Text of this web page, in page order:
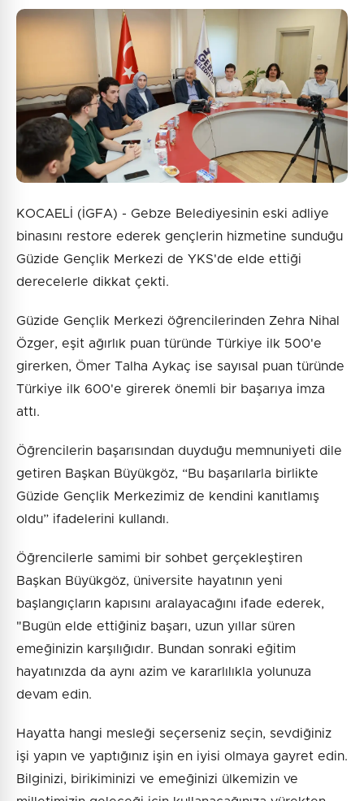
Güvenlik Sorusu:
8 + 3 = ?
Gönder
KOCAELİ (İGFA) - Gebze Belediyesinin eski adliye
binasını restore ederek gençlerin hizmetine sunduğu
Güzide Gençlik Merkezi de YKS'de elde ettiği
derecelerle dikkat çekti.
Güzide Gençlik Merkezi öğrencilerinden Zehra Nihal
Özger, eşit ağırlık puan türünde Türkiye ilk 500'e
girerken, Ömer Talha Aykaç ise sayısal puan türünde
Türkiye ilk 600'e girerek önemli bir başarıya imza
attı.
Öğrencilerin başarısından duyduğu memnuniyeti dile
getiren Başkan Büyükgöz, “Bu başarılarla birlikte
Güzide Gençlik Merkezimiz de kendini kanıtlamış
oldu” ifadelerini kullandı.
Öğrencilerle samimi bir sohbet gerçekleştiren
Başkan Büyükgöz, üniversite hayatının yeni
başlangıçların kapısını aralayacağını ifade ederek,
"Bugün elde ettiğiniz başarı, uzun yıllar süren
emeğinizin karşılığıdır. Bundan sonraki eğitim
hayatınızda da aynı azim ve kararlılıkla yolunuza
devam edin.
Hayatta hangi mesleği seçerseniz seçin, sevdiğiniz
işi yapın ve yaptığınız işin en iyisi olmaya gayret edin.
Bilginizi, birikiminizi ve emeğinizi ülkemizin ve